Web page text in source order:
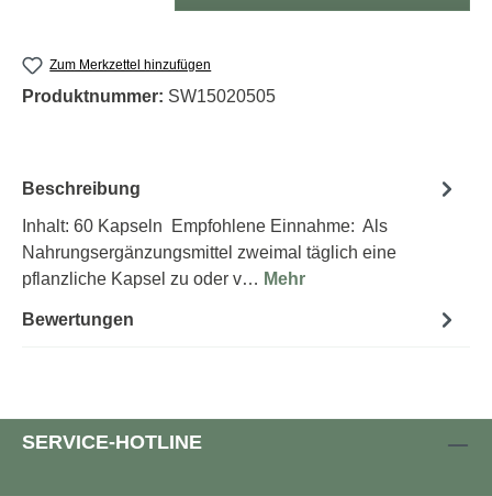
Zum Merkzettel hinzufügen
Produktnummer: SW15020505
Beschreibung
Inhalt: 60 Kapseln Empfohlene Einnahme: Als
Nahrungsergänzungsmittel zweimal täglich eine
pflanzliche Kapsel zu oder v… Mehr
Bewertungen
SERVICE-HOTLINE